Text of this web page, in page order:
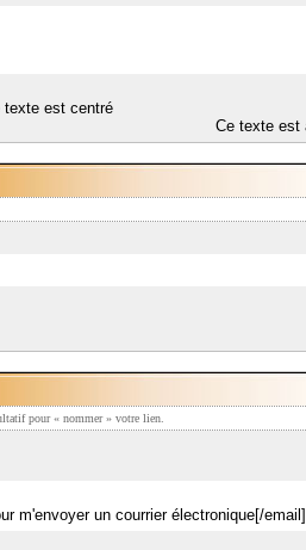
texte est centré
Ce texte est
pour « nommer » votre lien.
m'envoyer un courrier électronique[/email]